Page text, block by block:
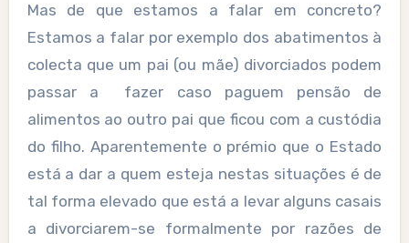
Mas de que estamos a falar em concreto?
Estamos a falar por exemplo dos abatimentos à
colecta que um pai (ou mãe) divorciados podem
passar a fazer caso paguem pensão de
alimentos ao outro pai que ficou com a custódia
do filho. Aparentemente o prémio que o Estado
está a dar a quem esteja nestas situações é de
tal forma elevado que está a levar alguns casais
a divorciarem-se formalmente por razões de